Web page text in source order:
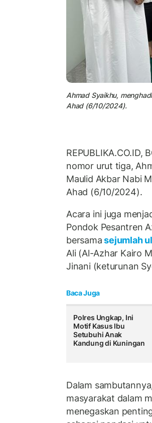
Ahmad Syaikhu,
Ahad (6/10/2024).
REPUBLIKA.CO.ID,
nomor urut tiga,
Maulid Akbar Nabi
Ahad (6/10/2024).
Acara ini juga
Pondok Pesantren
bersamasejumlah
Ali (Al-Azhar Kairo
Jinani (keturunan
Baca Juga
Polres Ungkap, Ini
Motif Kasus Ibu
Setubuhi Anak
Kandung di Kuningan
Dalam
masyarakat dalam
menegaskan